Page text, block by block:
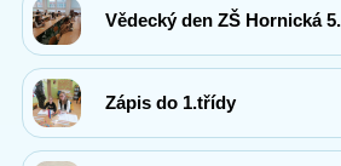
Vědecký den ZŠ Hornická
Zápis do 1.třídy